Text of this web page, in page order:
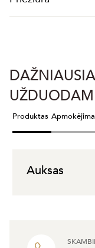
Produktas
Auksas